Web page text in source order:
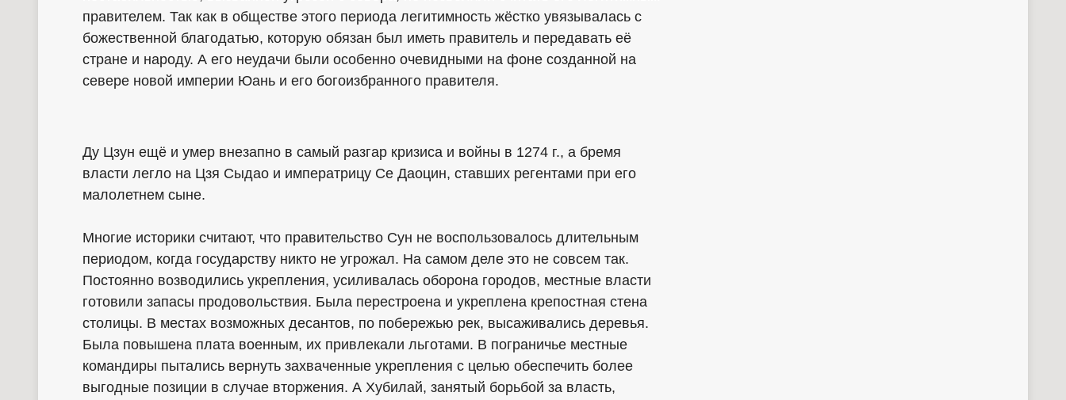
правителем. Так как в обществе этого периода легитимность жёстко увязывалась с
божественной благодатью, которую обязан был иметь правитель и передавать её
стране и народу. А его неудачи были особенно очевидными на фоне созданной на
севере новой империи Юань и его богоизбранного правителя.
Ду Цзун ещё и умер внезапно в самый разгар кризиса и войны в 1274 г., а бремя
власти легло на Цзя Сыдао и императрицу Се Даоцин, ставших регентами при его
малолетнем сыне.
Многие историки считают, что правительство Сун не воспользовалось длительным
периодом, когда государству никто не угрожал. На самом деле это не совсем так.
Постоянно возводились укрепления, усиливалась оборона городов, местные власти
готовили запасы продовольствия. Была перестроена и укреплена крепостная стена
столицы. В местах возможных десантов, по побережью рек, высаживались деревья.
Была повышена плата военным, их привлекали льготами. В пограничье местные
командиры пытались вернуть захваченные укрепления с целью обеспечить более
выгодные позиции в случае вторжения. А Хубилай, занятый борьбой за власть,